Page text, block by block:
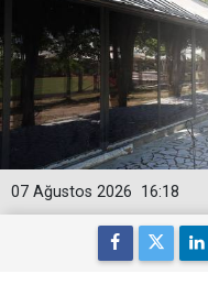
16:18
07 Ağustos 2026